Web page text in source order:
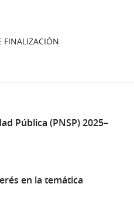
con impactos
y sus comunidades.
ciclos de
ilícitos, generan
la cohesión
de reintegración social.
nueva)
botón "
en Usuario gub.uy
con interés en la
FINALIZACIÓN
Pública (PNSP) 2025–
en la temática